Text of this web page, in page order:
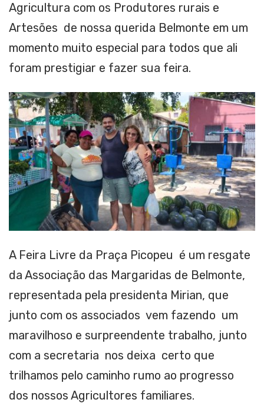
Agricultura com os Produtores rurais e
Artesões de nossa querida Belmonte em um
momento muito especial para todos que ali
foram prestigiar e fazer sua feira.
A Feira Livre da Praça Picopeu é um resgate
da Associação das Margaridas de Belmonte,
representada pela presidenta Mirian, que
junto com os associados vem fazendo um
maravilhoso e surpreendente trabalho, junto
com a secretaria nos deixa certo que
trilhamos pelo caminho rumo ao progresso
dos nossos Agricultores familiares.